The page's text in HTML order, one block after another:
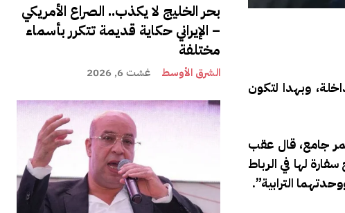
بحر الخليج لا يكذب.. الصراع الأمريكي
– الإيراني حكاية قديمة تتكرر بأسماء
مختلفة
الشرق الأوسط غشت 6, 2026
وبهدا لتكون
عمر جامع، قال عقب
لها في الرباط
الترابية”.